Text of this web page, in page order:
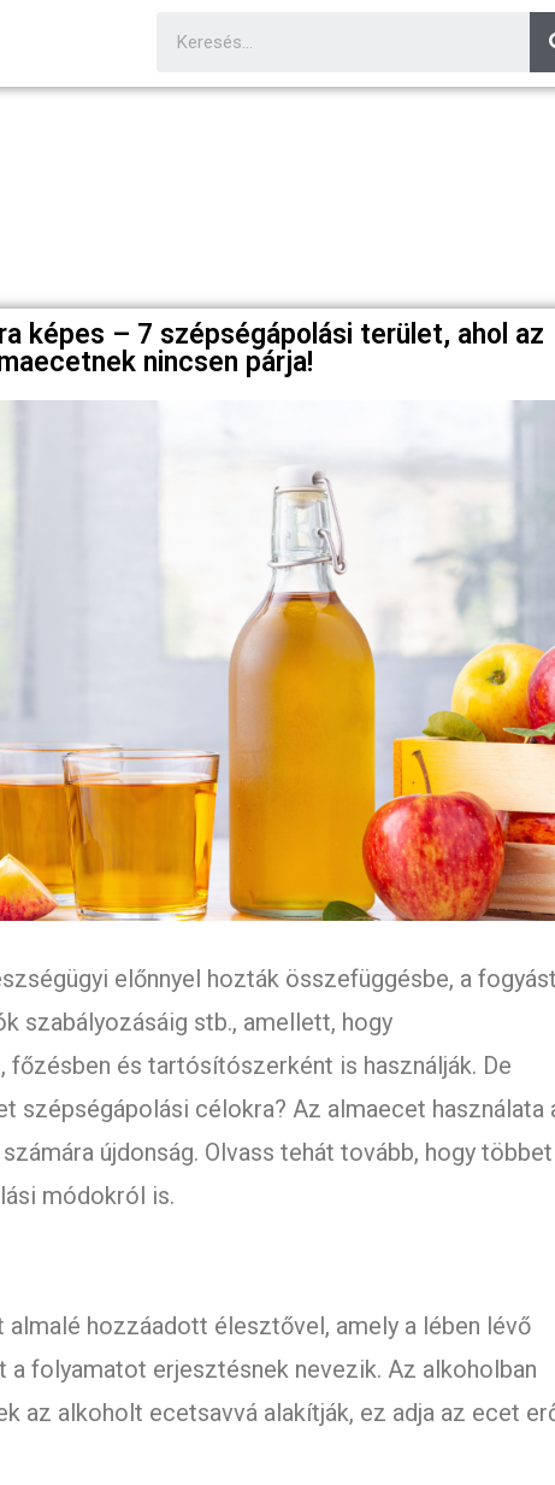
képes – 7 szépségápolási terület, ahol az
nincsen párja!
előnnyel hozták összefüggésbe, a
szabályozásáig stb., amellett, hogy
főzésben és tartósítószerként is használják. De
szépségápolási célokra? Az almaecet használata
újdonság. Olvass tehát tovább, hogy többet
módokról is.
almalé hozzáadott élesztővel, amely a lében lévő
a folyamatot erjesztésnek nevezik. Az alkoholban
az alkoholt ecetsavvá alakítják, ez adja az ecet